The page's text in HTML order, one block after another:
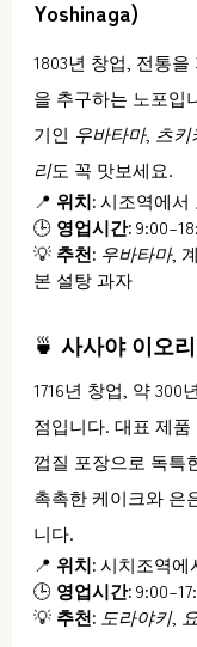
Yoshinaga)
1803년 창업, 전통
을 추구하는 노포입
기인 우바타마, 츠키
리도 꼭 맛보세요.
📍 위치: 시조역에서
🕒 영업시간:
💡 추천: 우바타마,
본 설탕 과자
🍵 사사야 이오
1716년 창업, 약 300
점입니다. 대표 제품
껍질 포장으로 독특
촉촉한 케이크와 은
니다.
📍 위치: 시치조역에
🕒 영업시간:
💡 추천: 도라야키,